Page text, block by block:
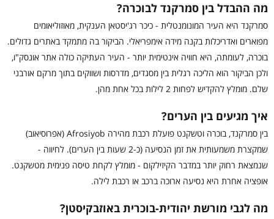
מה ההבדל בין סמרקנד לבוכרה?
סמרקנד היא העיר המונומנטלית - כיכר רג'יסטאן הענקית, מאוזוליאומים
מפוארים ואדריכלות בקנה מידה אימפריאלי. הביקור בה מתמקד באתרים גדולים.
בוכרה, לעומתה, היא חוויה אינטימית יותר - העיר העתיקה כולה אתר אונסק"ו,
ולכן הביקור הוא הליכה רגלית בין מסגדים, מדרסות ושווקים בתוך מרקם אורבני
שלם. מומלץ להקדיש לפחות 2 לילות בכל אחת מהן.
איך מגיעים בין הערים?
בין סמרקנד, בוכרה וטשקנט פועלת רכבת מהירה Afrosiyob (אפרוסיאוב)
שמקצרת משמעותית את זמן הנסיעה (כ-2 שעות בין הערים). לחיווה -
שנמצאת רחוק יותר במדבר הקיזילקום - מומלץ לקחת טיסה פנימית מטשקנט.
אופציה אחרת היא נסיעה ארוכה ברכב או רכבת לילה.
מה לגבי מורשת יהודית-בוכרית באוזבקיסטן?